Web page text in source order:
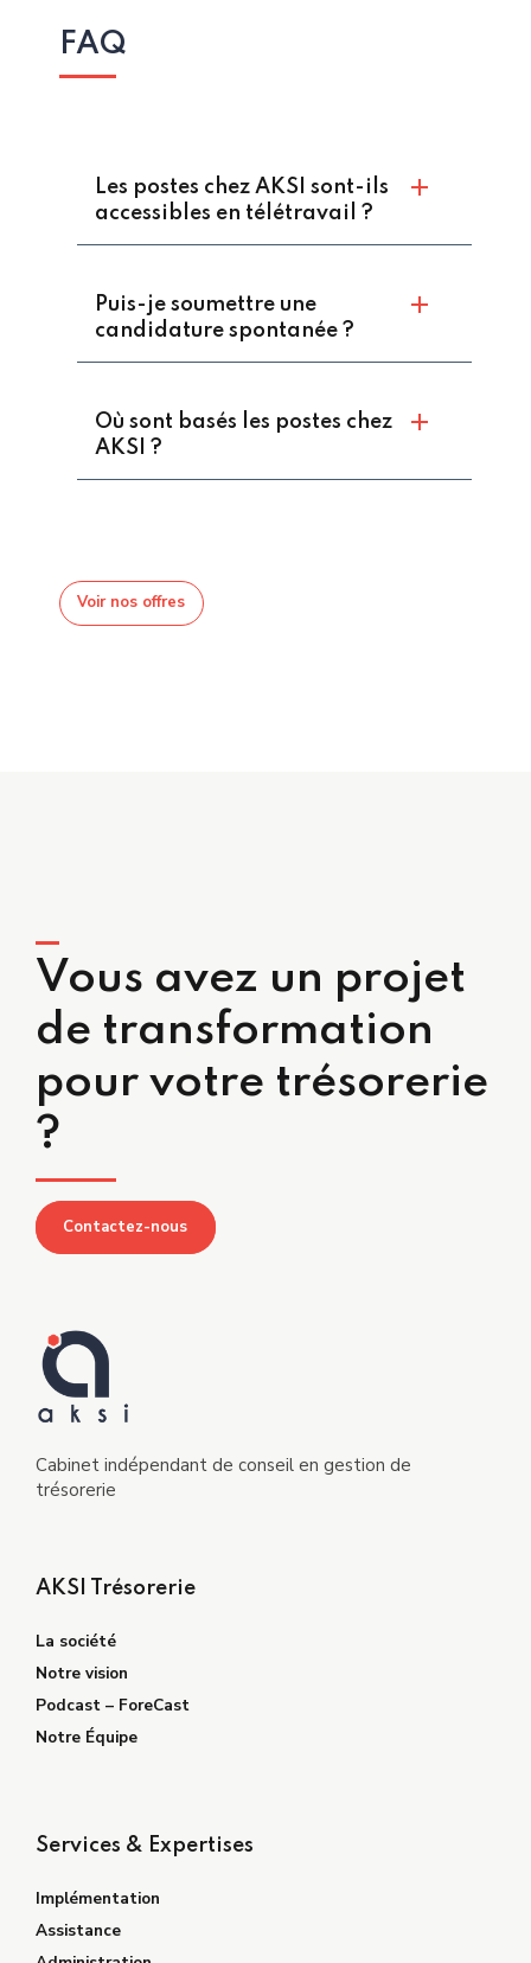
FAQ
Les postes chez AKSI sont-ils
accessibles en télétravail ?
Puis-je soumettre une
candidature spontanée ?
Où sont basés les postes chez
AKSI ?
Voir nos offres
Vous avez un projet
de transformation
pour votre trésorerie
?
Contactez-nous
Cabinet indépendant de conseil en gestion de
trésorerie
AKSI Trésorerie
La société
Notre vision
Podcast – ForeCast
Notre Équipe
Services & Expertises
Implémentation
Assistance